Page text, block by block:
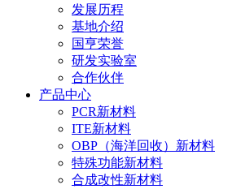
发展历程
基地介绍
国亨荣誉
研发实验室
合作伙伴
产品中心
PCR新材料
ITE新材料
OBP（海洋回收）新材料
特殊功能新材料
合成改性新材料